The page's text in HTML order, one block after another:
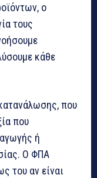
ο
τους
κάθε
που
που
ή
Ο ΦΠΑ
του αν είναι